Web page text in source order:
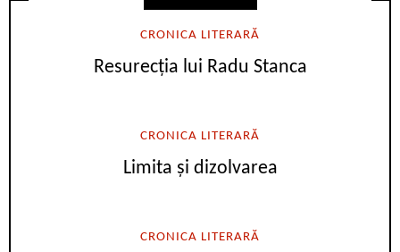
CRONICA LITERARĂ
Resurecția lui Radu Stanca
CRONICA LITERARĂ
Limita și dizolvarea
CRONICA LITERARĂ